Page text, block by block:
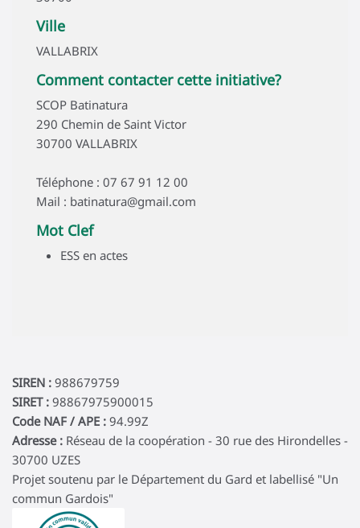
Ville
VALLABRIX
Comment contacter cette initiative?
SCOP Batinatura
290 Chemin de Saint Victor
30700 VALLABRIX
Téléphone : 07 67 91 12 00
Mail : batinatura@gmail.com
Mot Clef
ESS en actes
SIREN : 988679759
SIRET : 98867975900015
Code NAF / APE : 94.99Z
Adresse : Réseau de la coopération - 30 rue des Hirondelles -
30700 UZES
Projet soutenu par le Département du Gard et labellisé "Un
commun Gardois"